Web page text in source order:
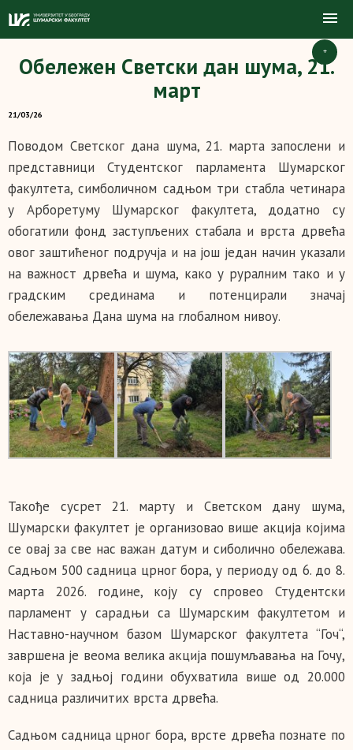
+
Обележен Светски дан шума, 21.
март
21/03/26
Поводом Светског дана шума, 21. марта запослени и
представници Студентског парламента Шумарског
факултета, симболичном садњом три стабла четинара
у Арборетуму Шумарског факултета, додатно су
обогатили фонд заступљених стабала и врста дрвећа
овог заштићеног подручја и на још један начин указали
на важност дрвећа и шума, како у руралним тако и у
градским срединама и потенцирали значај
обележавања Дана шума на глобалном нивоу.
Такође сусрет 21. марту и Светском дану шума,
Шумарски факултет је организовао више акција којима
се овај за све нас важан датум и сиболично обележава.
Садњом 500 садница црног бора, у периоду од 6. до 8.
марта 2026. године, коју су спровео Студентски
парламент у сарадњи са Шумарским факултетом и
Наставно-научном базом Шумарског факултета “Гоч“,
завршена је веома велика акција пошумљавања на Гочу,
која је у задњој години обухватила више од 20.000
садница различитих врста дрвећа.
Садњом садница црног бора, врсте дрвећа познате по